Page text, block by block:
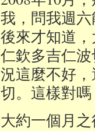
我，問我週
後來才知道
仁欽多吉仁
況這麼不好
切。這樣對
大約一個月